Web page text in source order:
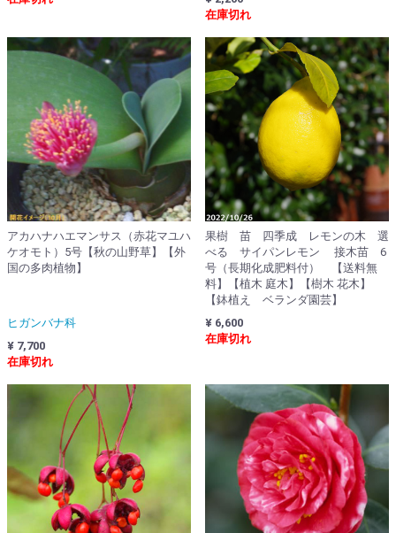
在庫切れ
アカハナハエマンサス（赤花マユハ
ケオモト）5号【秋の山野草】【外
国の多肉植物】
ヒガンバナ科
¥ 7,700
在庫切れ
果樹 苗 四季成 レモンの木 選
べる サイパンレモン 接木苗 6
号（長期化成肥料付） 【送料無
料】【植木 庭木】【樹木 花木】
【鉢植え ベランダ園芸】
¥ 6,600
在庫切れ